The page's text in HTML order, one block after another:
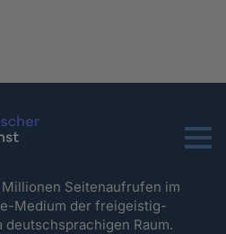
Menu
Seitenaufrufen im
Medium der freigeistig-
Raum.